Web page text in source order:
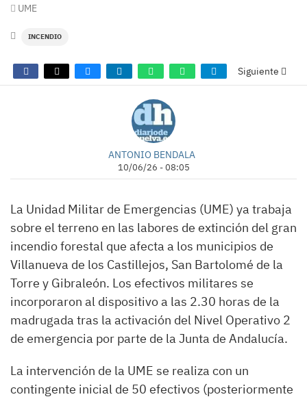
UME
INCENDIO
Siguiente
ANTONIO BENDALA
10/06/26 - 08:05
La Unidad Militar de Emergencias (UME) ya trabaja
sobre el terreno en las labores de extinción del gran
incendio forestal que afecta a los municipios de
Villanueva de los Castillejos, San Bartolomé de la
Torre y Gibraleón. Los efectivos militares se
incorporaron al dispositivo a las 2.30 horas de la
madrugada tras la activación del Nivel Operativo 2
de emergencia por parte de la Junta de Andalucía.
La intervención de la UME se realiza con un
contingente inicial de 50 efectivos (posteriormente